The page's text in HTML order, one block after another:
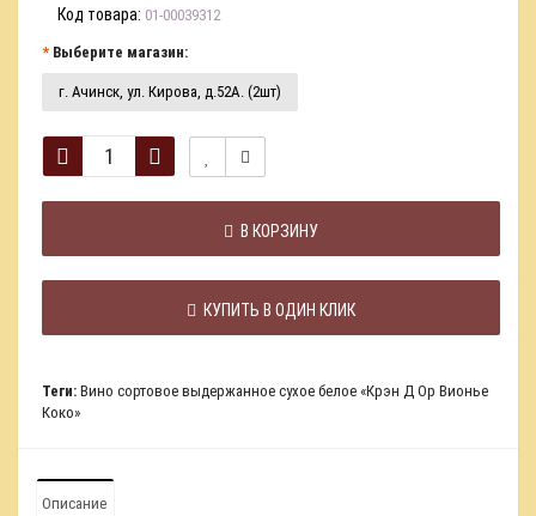
Код товара: 01-00039312
Выберите магазин:
г. Ачинск, ул. Кирова, д.52А. (2шт)
В КОРЗИНУ
КУПИТЬ В ОДИН КЛИК
Теги: Вино сортовое выдержанное сухое белое «Крэн Д Ор Вионье
Коко»
Описание